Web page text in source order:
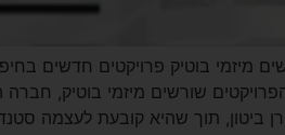
שורשים מיזמי בוטיק, חברה
ביטון, תוך שהיא קובעת לעצמה